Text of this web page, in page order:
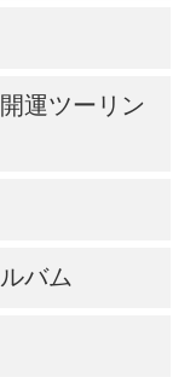
運ツーリン
バム